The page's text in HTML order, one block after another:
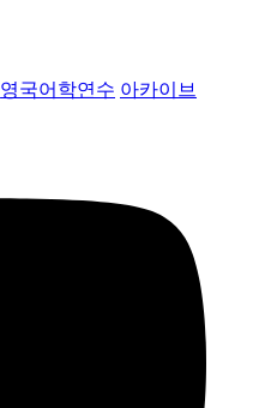
영국어학연수 아카이브